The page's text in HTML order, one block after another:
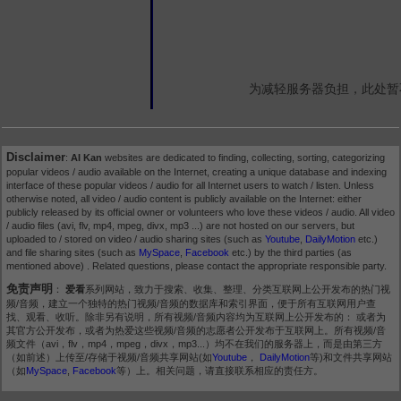
为减轻服务器负担，此处
Disclaimer: AI Kan websites are dedicated to finding, collecting, sorting, categorizing
popular videos / audio available on the Internet, creating a unique database and indexing
interface of these popular videos / audio for all Internet users to watch / listen. Unless
otherwise noted, all video / audio content is publicly available on the Internet: either
publicly released by its official owner or volunteers who love these videos / audio. All video
/ audio files (avi, flv, mp4, mpeg, divx, mp3 ...) are not hosted on our servers, but
uploaded to / stored on video / audio sharing sites (such as Youtube DailyMotion etc.)
and file sharing sites (such as MySpace Facebook etc.) by the third parties (as
mentioned above) . Related questions, please contact the appropriate responsible party.
免责声明 ： 爱看系列网站，致力于搜索、收集、整理、分类互联网上公开发布的热门视
频/音频，建立一个独特的热门视频/音频的数据库和索引界面，便于所有互联网用户查
找、观看、收听。除非另有说明，所有视频/音频内容均为互联网上公开发布的： 或者为
其官方公开发布，或者为热爱这些视频/音频的志愿者公开发布于互联网上。所有视频/音
频文件（avi，flv，mp4，mpeg，divx，mp3...）均不在我们的服务器上，而是由第三方
（如前述）上传至/存储于视频/音频共享网站(如Youtube DailyMotion等)和文件共享网站
（如MySpace Facebook等）上。相关问题，请直接联系相应的责任方。